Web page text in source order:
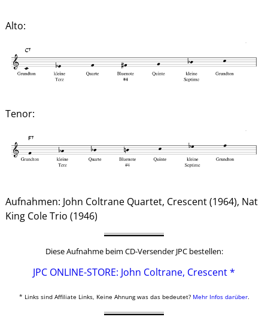
Alto:
Tenor:
Aufnahmen: John Coltrane Quartet, Crescent (1964), Nat
King Cole Trio (1946)
Diese Aufnahme beim CD-Versender JPC bestellen:
JPC ONLINE-STORE: John Coltrane, Crescent *
* Links sind Affiliate Links, Keine Ahnung was das bedeutet? Mehr Infos darüber.